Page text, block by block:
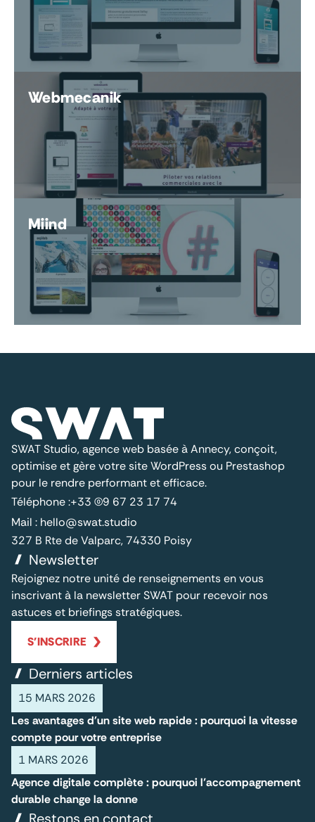
Webmecanik
Miind
SWAT Studio, agence web basée à Annecy, conçoit,
optimise et gère votre site WordPress ou Prestashop
pour le rendre performant et efficace.
Téléphone :+33 (0)9 67 23 17 74
Mail : hello@swat.studio
327 B Rte de Valparc, 74330 Poisy
Newsletter
Rejoignez notre unité de renseignements en vous
inscrivant à la newsletter SWAT pour recevoir nos
astuces et briefings stratégiques.
S'INSCRIRE
Derniers articles
15 MARS 2026
Les avantages d'un site web rapide : pourquoi la vitesse
compte pour votre entreprise
1 MARS 2026
Agence digitale complète : pourquoi l’accompagnement
durable change la donne